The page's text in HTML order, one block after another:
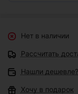
Нет в наличии
Рассчитать
Нашли дешевле?
Хочу в подарок